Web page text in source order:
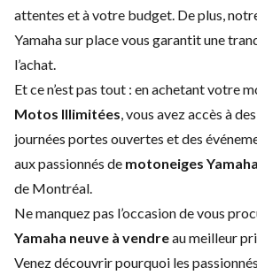
attentes et à votre budget. De plus,
Yamaha sur place vous garantit une
l’achat.
Et ce n’est pas tout : en achetant votre
Motos Illimitées, vous avez accès à
journées portes ouvertes et des
aux passionnés de motoneiges Yamaha
de Montréal.
Ne manquez pas l’occasion de vous
Yamaha neuve à vendreau meilleur
Venez découvrir pourquoi les